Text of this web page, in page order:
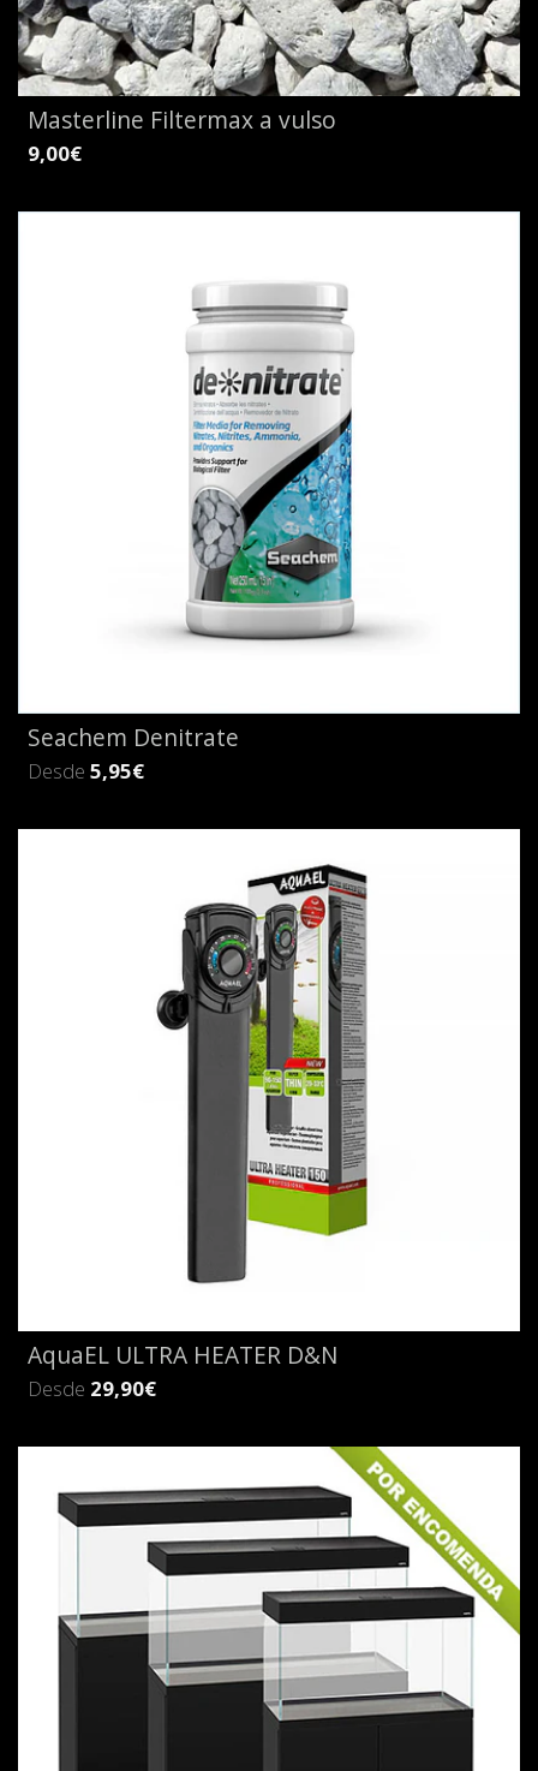
Masterline Filtermax a vulso
9,00€
Seachem Denitrate
Desde 5,95€
AquaEL ULTRA HEATER D&N
Desde 29,90€